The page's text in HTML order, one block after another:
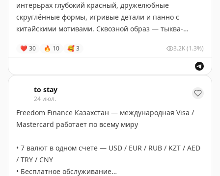
интерьрах глубокий красный, дружелюбные
скруглённые формы, игривые детали и панно с
китайскими мотивами. Сквозной образ — тыква-
Забронировать
❤ 30 🔥 10 🥰3 3.2K(1.3%)
to stay
24 июл.
Freedom Finance Казахстан — международная Visa /
Mastercard работает по всему миру
• 7 валют в одном счете — USD / EUR / RUB / KZT / AED
/ TRY / CNY
• Бесплатное обслуживание